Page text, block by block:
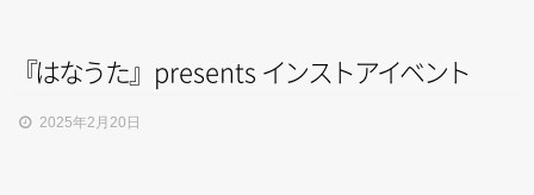
MOVIE
AUDITION
『はなうた』 presents インス トアイベント
2025年2月20日